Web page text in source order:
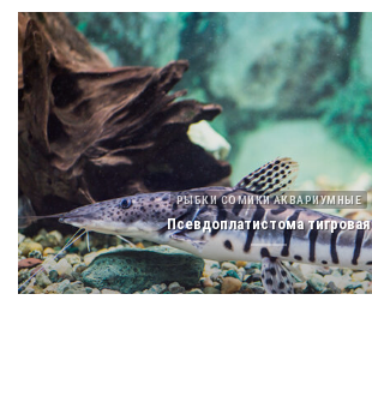
РЫБКИ СОМИКИ АКВАРИУМНЫЕ
Псевдоплатистома тигровая